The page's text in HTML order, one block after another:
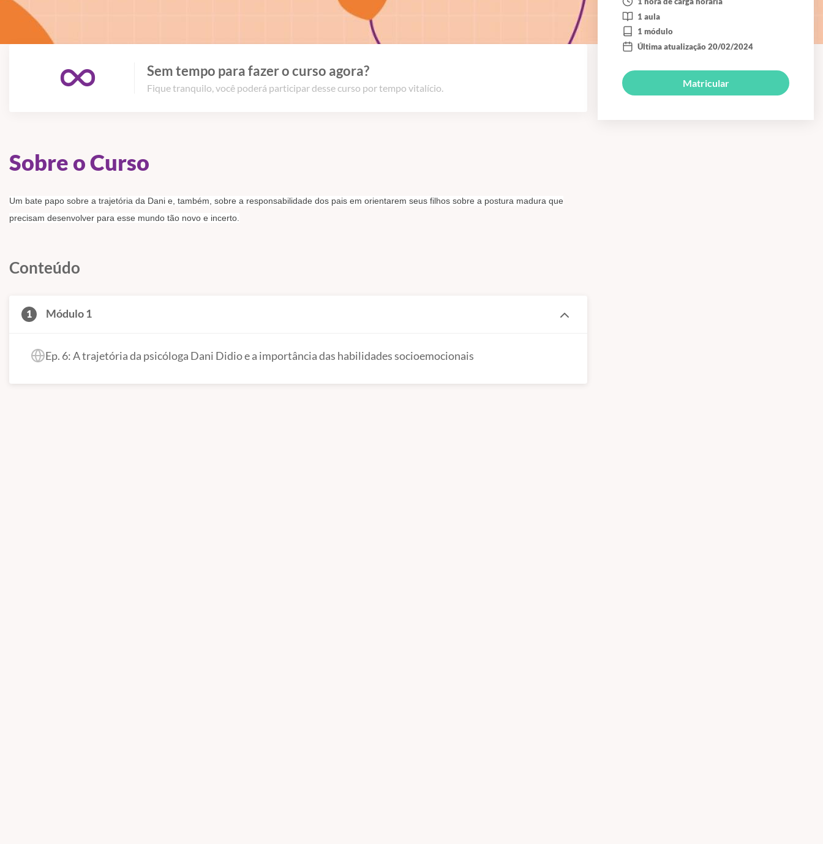
Sem tempo para fazer o curso agora?
Fique tranquilo, você poderá participar desse curso por tempo vitalício.
Sobre o Curso
Um bate papo sobre a trajetória da Dani e, também, sobre a responsabilidade dos pais em orientarem seus filhos sobre a postura madura que
precisam desenvolver para esse mundo tão novo e incerto.
Conteúdo
1 Módulo 1
Ep. 6: A trajetória da psicóloga Dani Didio e a importância das habilidades socioemocionais
1 aula
1 módulo
Última atualização 20/02/2024
Matricular